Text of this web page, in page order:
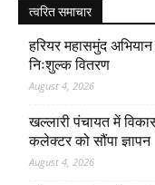
त्वरित समाचार
हरियर महासमुंद
निःशुल्क वितरण
August 4, 2026
खल्लारी पंचायत में
कलेक्टर को सौंपा ज्ञापन
August 4, 2026